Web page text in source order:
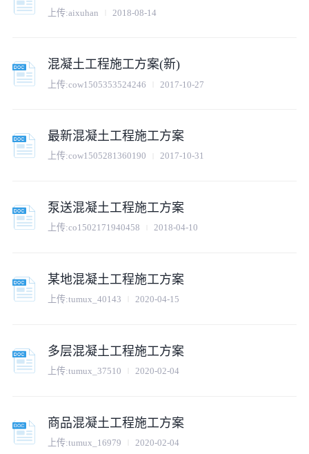
上传:aixuhan 2018-08-14
混凝土工程施工方案(新)
上传:cow1505353524246 2017-10-27
最新混凝土工程施工方案
上传:cow1505281360190 2017-10-31
泵送混凝土工程施工方案
上传:co1502171940458 2018-04-10
某地混凝土工程施工方案
上传:tumux_40143 2020-04-15
多层混凝土工程施工方案
上传:tumux_37510 2020-02-04
商品混凝土工程施工方案
上传:tumux_16979 2020-02-04